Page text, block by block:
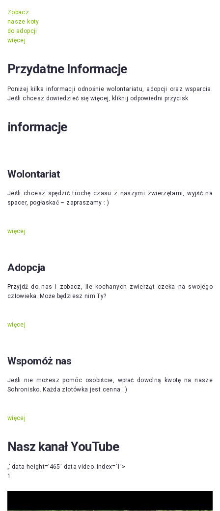
Zobacz
nasze koty
do adopcji
więcej
Przydatne Informacje
Poniżej kilka informacji odnośnie wolontariatu, adopcji oraz wsparcia.
Jeśli chcesz dowiedzieć się więcej, kliknij odpowiedni przycisk
informacje
Wolontariat
Jeśli chcesz spędzić trochę czasu z naszymi zwierzętami, wyjść na
spacer, pogłaskać – zapraszamy : )
więcej
Adopcja
Przyjdź do nas i zobacz, ile kochanych zwierząt czeka na swojego
człowieka. Może będziesz nim Ty?
więcej
Wspomóż nas
Jeśli nie możesz pomóc osobiście, wpłać dowolną kwotę na nasze
Schronisko. Każda złotówka jest cenna : )
więcej
Nasz kanał YouTube
„’ data-height=’465′ data-video_index=’1’>
1